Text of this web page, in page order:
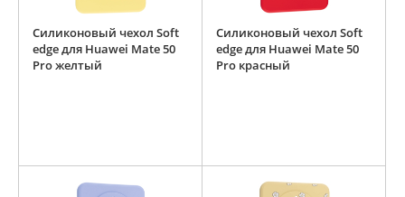
Силиконовый чехол Soft
edge для Huawei Mate 50
Pro желтый
Силиконовый чехол Soft
edge для Huawei Mate 50
Pro красный